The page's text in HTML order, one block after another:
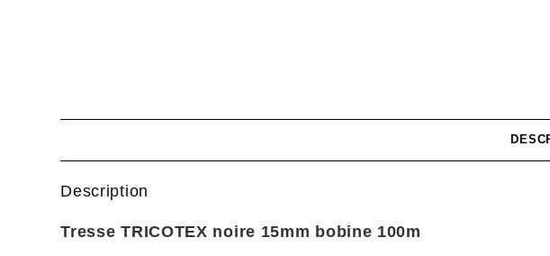
Description
Tresse TRICOTEX noire 15mm bobine 100m